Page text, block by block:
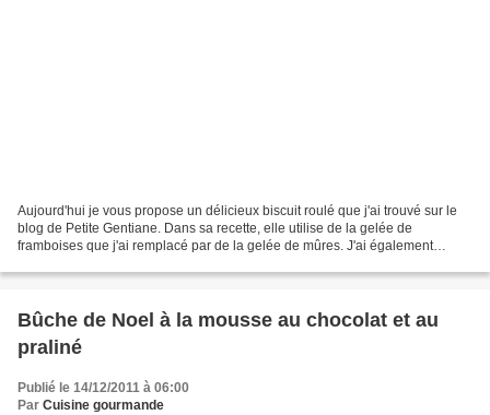
Aujourd'hui je vous propose un délicieux biscuit roulé que j'ai trouvé sur le
blog de Petite Gentiane. Dans sa recette, elle utilise de la gelée de
framboises que j'ai remplacé par de la gelée de mûres. J'ai également
Bûche de Noel à la mousse au chocolat et au
praliné
Publié le 14/12/2011 à 06:00
Par Cuisine gourmande